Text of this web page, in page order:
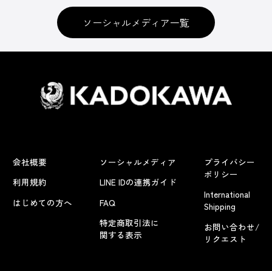
ソーシャルメディア一覧
会社概要
利用規約
はじめての方へ
ソーシャルメディア
LINE IDの連携ガイド
FAQ
特定商取引法に
関する表示
プライバシー
ポリシー
International
Shipping
お問い合わせ/
リクエスト